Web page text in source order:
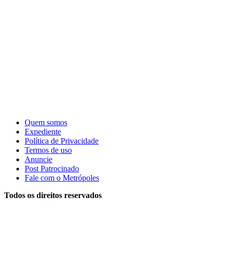
Quem somos
Expediente
Política de Privacidade
Termos de uso
Anuncie
Post Patrocinado
Fale com o Metrópoles
Todos os direitos reservados